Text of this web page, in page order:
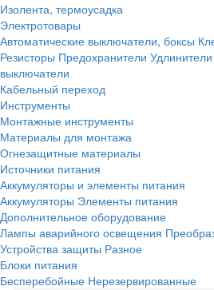
Изолента, термоусадка
Электротовары
Автоматические выключатели, боксы
Резисторы Предохранители
выключатели
Кабельный переход
Инструменты
Монтажные инструменты
Материалы для монтажа
Огнезащитные материалы
Источники питания
Аккумуляторы и элементы питания
Аккумуляторы Элементы питания
Дополнительное оборудование
Лампы аварийного освещения
Устройства защиты Разное
Блоки питания
Бесперебойные Нерезервированные